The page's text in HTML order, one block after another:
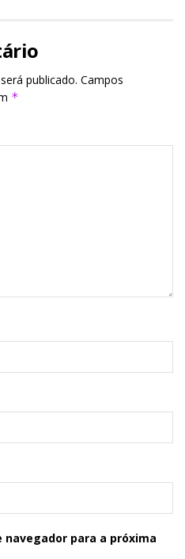
publicado. Campos
*
navegador para a próxima